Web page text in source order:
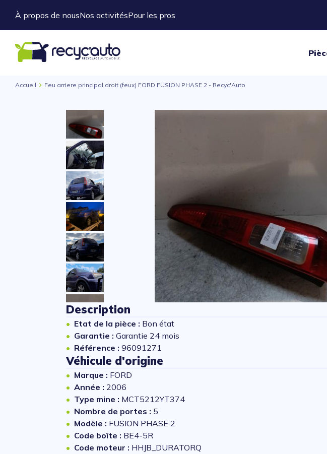
À propos de nousNos activitésPour les pros
Accueil Feu arriere principal droit (feux) FORD FUSION PHASE 2 - Recyc'Auto
Description
Etat de la pièce : Bon état
Garantie : Garantie 24 mois
Référence : 96091271
Véhicule d'origine
Marque : FORD
Année : 2006
Type mine : MCT5212YT374
Nombre de portes : 5
Modèle : FUSION PHASE 2
Code boîte : BE4-5R
Code moteur : HHJB_DURATORQ